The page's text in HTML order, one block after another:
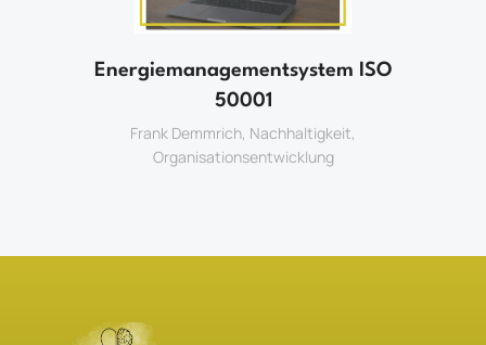
Energiemanagementsystem ISO
50001
Frank Demmrich, Nachhaltigkeit,
Organisationsentwicklung